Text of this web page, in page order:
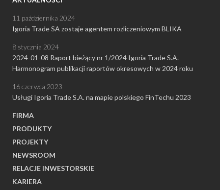
Igoria Trade SA zostaje agentem rozliczeniowym BLIKA
11 października 2024
2024-01-08 Raport bieżący nr 1/2024 Igoria Trade S.A.
Harmonogram publikacji raportów okresowych w 2024 roku
8 stycznia 2024
Usługi Igoria Trade S.A. na mapie polskiego FinTechu 2023
16 czerwca 2023
FIRMA
PRODUKTY
PROJEKTY
NEWSROOM
RELACJE INWESTORSKIE
KARIERA